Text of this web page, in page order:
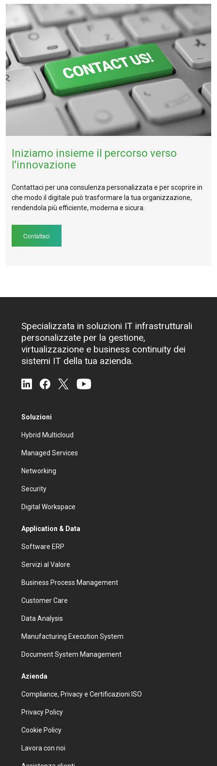
Iniziamo insieme il percorso verso
l'innovazione
Contattaci per una consulenza personalizzata e per scoprire in
che modo il digitale può trasformare la tua organizzazione,
rendendola più efficiente, moderna e sicura.
Contattaci
Specializzata in soluzioni IT infrastrutturali
personalizzate per la gestione,
virtualizzazione e business continuity dei
sistemi IT della tua azienda.
Soluzioni
Hybrid Multicloud
Managed Services
Networking
Security
Digital Workspace
Application & Data
Software ERP
Servizi al Valore
Business Process Management
Customer Care
Data Analysis
Manufacturing Execution System
Document System Management
Azienda
Compliance, Privacy e Certificazioni ISO
Privacy Policy
Cookie Policy
Lavora con noi